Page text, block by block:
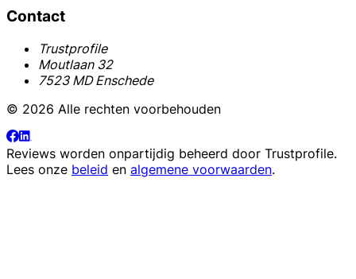
Contact
Trustprofile
Moutlaan 32
7523 MD Enschede
© 2026 Alle rechten voorbehouden
Reviews worden onpartijdig beheerd door Trustprofile.
Lees onze beleid en algemene voorwaarden.